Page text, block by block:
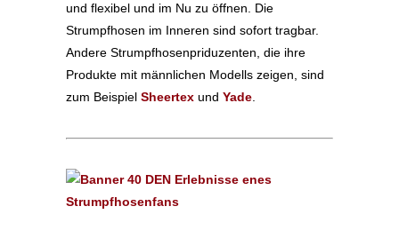
und flexibel und im Nu zu öffnen. Die
Strumpfhosen im Inneren sind sofort tragbar.
Andere Strumpfhosenpriduzenten, die ihre
Produkte mit männlichen Modells zeigen, sind
zum Beispiel Sheertex und Yade